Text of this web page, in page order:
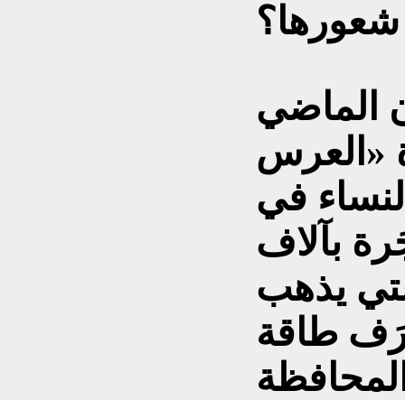
الماضي
«العرس
في
بآلاف
يذهب
طاقة